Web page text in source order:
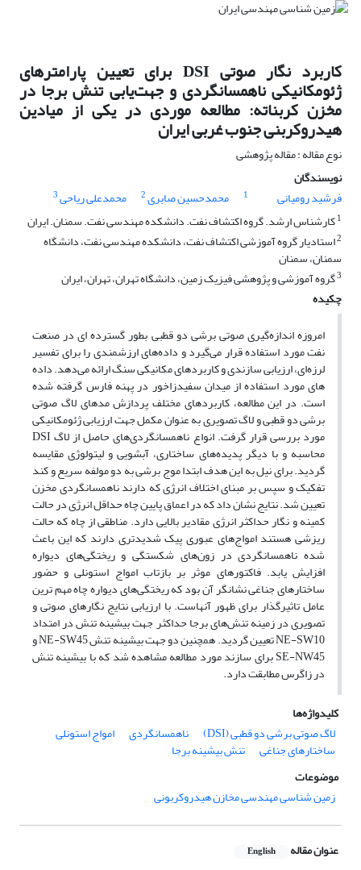
کاربرد نگار صوتی DSI برای تعیین پارامترهای
ژئومکانیکی ناهمسانگردی و جهت‌یابی تنش برجا در
مخزن کربناته: مطالعه موردی در یکی از میادین
هیدروکربنی جنوب غربی ایران
نوع مقاله : مقاله پژوهشی
نویسندگان
فرشید رومیانی
1 محمدحسین صابری2 محمدعلی ریاحی3
1کارشناس ارشد. گروه اکتشاف نفت. دانشکده مهندسی نفت. سمنان. ایران
2استادیار گروه آموزشی اکتشاف نفت، دانشکده مهندسی نفت، دانشگاه
سمنان، سمنان
3گروه آموزشی و پژوهشی فیزیک زمین، دانشگاه تهران، تهران، ایران
چکیده
امروزه اندازه‌گیری صوتی برشی دو قطبی بطور گسترده ای در صنعت
نفت مورد استفاده قرار می‌گیرد و داده‌های ارزشمندی را برای تفسیر
لرزه‌ای، ارزیابی سازندی و کاربردهای مکانیکی سنگ ارائه می‌دهد. داده‌
های مورد استفاده از میدان سفیدزاخور در پهنه فارس گرفته شده
است. در این مطالعه، کاربردهای مختلف پردازش مدهای لاگ صوتی
برشی دو قطبی و لاگ تصویری به عنوان مکمل جهت ارزیابی ژئومکانیکی
مورد بررسی قرار گرفت. انواع ناهمسانگردی‌های حاصل از لاگ DSI
محاسبه و با دیگر پدیده‌های ساختاری، آبشویی و لیتولوژی مقایسه
گردید. برای نیل به این هدف ابتدا موج برشی به دو مولفه سریع و کند
تفکیک و سپس بر مبنای اختلاف انرژی که دارند ناهمسانگردی مخزن
تعیین شد. نتایج نشان داد که در اعماق پایین چاه حداقل انرژی در حالت
کمینه و نگار حداکثر انرژی مقادیر بالایی دارد. مناطقی از چاه که حالت
ریزشی هستند امواج‌های عبوری پیک شدیدتری دارند که این باعث
شده ناهمسانگردی در زون‌های شکستگی و ریختگی‌های دیواره
افزایش یابد. فاکتورهای موثر بر بازتاب امواج استونلی و حضور
ساختارهای جناغی نشانگر آن بود که ریختگی‌های دیواره چاه مهم ترین
عامل تاثیرگذار برای ظهور آنهاست. با ارزیابی نتایج نگارهای صوتی و
تصویری در زمینه تنش‌های برجا حداکثر جهت بیشینه تنش در امتداد
NE-SW10 تعیین گردید. همچنین دو جهت بیشینه تنش NE-SW45 و
SE-NW45 برای سازند مورد مطالعه مشاهده شد که با بیشینه تنش
در زاگرس مطابقت دارد.
کلیدواژه‌ها
لاگ صوتی برشی دو قطبی (DSI)
ناهمسانگردی امواج استونلی
ساختارهای جناغی
تنش بیشینه برجا
موضوعات
زمین شناسی مهندسی مخازن هیدروکربونی
عنوان مقاله English